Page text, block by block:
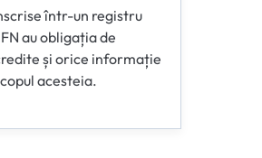
într-un registru
au obligația de
și orice informație
acesteia.